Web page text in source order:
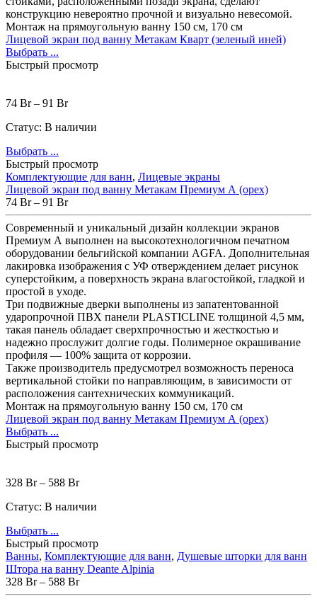
конструкцию невероятно прочной и визуально невесомой.
Монтаж на прямоугольную ванну 150 см, 170 см
Лицевой экран под ванну Метакам Кварт (зеленый иней)
Выбрать ...
Быстрый просмотр
74 Br– 91 Br
Статус: В наличии
Выбрать ...
Быстрый просмотр
Комплектующие для ванн, Лицевые экраны
Лицевой экран под ванну Метакам Премиум А (орех)
74 Br– 91 Br
Современный и уникальный дизайн коллекции экранов
Премиум А выполнен на высокотехнологичном печатном
оборудовании бельгийской компании AGFA. Дополнительная
лакировка изображения с УФ отверждением делает рисунок
суперстойким, а поверхность экрана влагостойкой, гладкой и
простой в уходе.
Три подвижные дверки выполнены из запатентованной
ударопрочной ПВХ панели PLASTICLINE толщиной 4,5 мм,
такая панель обладает сверхпрочностью и жесткостью и
надежно прослужит долгие годы. Полимерное окрашивание
профиля — 100% защита от коррозии.
Также производитель предусмотрел возможность переноса
вертикальной стойки по направляющим, в зависимости от
расположения сантехнических коммуникаций.
Монтаж на прямоугольную ванну 150 см, 170 см
Лицевой экран под ванну Метакам Премиум А (орех)
Выбрать ...
Быстрый просмотр
328 Br– 588 Br
Статус: В наличии
Выбрать ...
Быстрый просмотр
Ванны, Комплектующие для ванн, Душевые шторки для ванн
Штора на ванну Deante Alpinia
328 Br– 588 Br